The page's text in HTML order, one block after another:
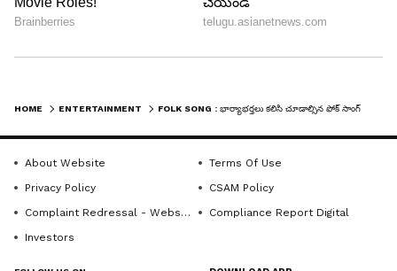
HOME ENTERTAINMENT
About Website
Terms Of Use
Privacy Policy
CSAM Policy
Complaint Redressal - Website
Compliance Report Digital
Investors